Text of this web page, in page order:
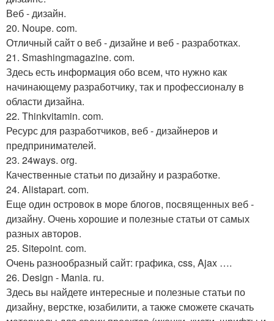
Веб - дизайн.
20. Noupe. com.
Отличный сайт о веб - дизайне и веб - разработках.
21. Smashingmagazine. com.
Здесь есть информация обо всем, что нужно как
начинающему разработчику, так и профессионалу в
области дизайна.
22. Thinkvitamin. com.
Ресурс для разработчиков, веб - дизайнеров и
предпринимателей.
23. 24ways. org.
Качественные статьи по дизайну и разработке.
24. Alistapart. com.
Еще один островок в море блогов, посвященных веб -
дизайну. Очень хорошие и полезные статьи от самых
разных авторов.
25. Sitepoint. com.
Очень разнообразный сайт: графика, css, Ajax ….
26. Design - Mania. ru.
Здесь вы найдете интересные и полезные статьи по
дизайну, верстке, юзабилити, а также сможете скачать